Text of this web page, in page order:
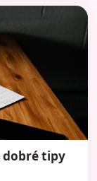
dobré tipy